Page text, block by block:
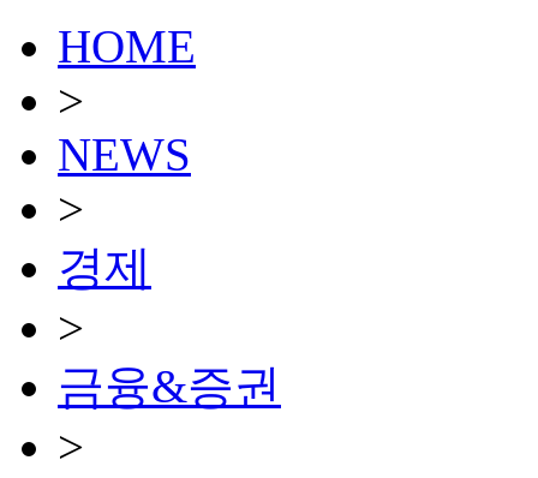
HOME
>
NEWS
>
경제
>
금융&증권
>